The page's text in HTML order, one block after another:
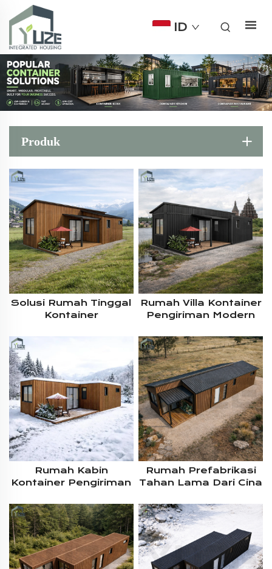
ID
Produk
Solusi Rumah Tinggal
Kontainer
Dan 40 FT Ramah
Lingkungan Dengan
Insulasi, 2–4 Kamar
Tidur, Dan Atap Miring
Rumah Villa Kontainer
Pengiriman Modern
Disesuaikan Dari
Tiongkok, 40 FT Dan
20 FT, Dengan Atap
Miring Untuk Hunian
Rumah Kabin
Kontainer Pengiriman
Berinsulasi Dengan
Desain Mewah Untuk
Hunian Di Iklim Dingin
Rumah Prefabrikasi
Tahan Lama Dari Cina
Dan Kontainer
Pengiriman Modular
Untuk Hunian Dengan
Atap Miring